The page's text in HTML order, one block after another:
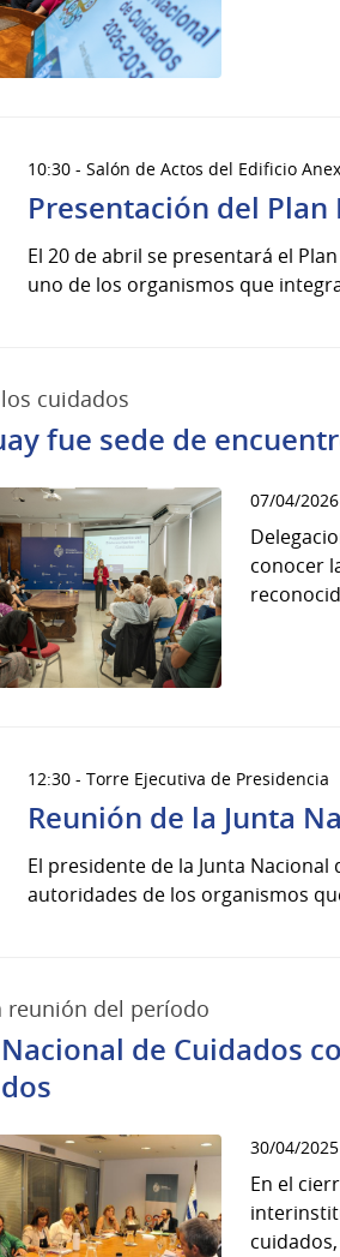
10:30 - Salón de Actos del Edificio
Presentación del
El 20 de abril se presentará el
uno de los organismos que
cuidados
fue sede de
07/04/2026
conocer
12:30 - Torre Ejecutiva de Presidencia
Reunión de la Junta
El presidente de la Junta
autoridades de los organismos
reunión del período
de Cuidados
30/04/2025
En el